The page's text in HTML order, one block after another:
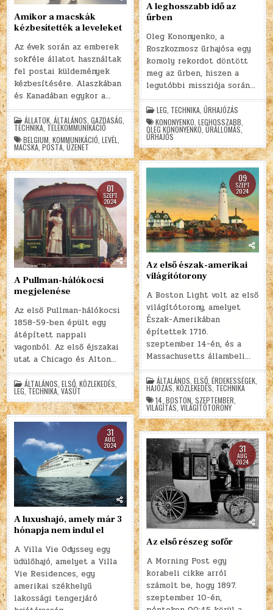
Amikor a macskák
kézbesítették a leveleket
Az évek során az emberek
sokféle állatot használtak
fel postai küldemények
kézbesítésére. Alaszkában
és Kanadában egykor a…
ÁLLATOK,ÁLTALÁNOS,GAZDASÁG,
TECHNIKA, TELEKOMMUNIKÁCIÓ
BELGIUM,KOMMUNIKÁCIÓ,LEVÉL,
MACSKA,POSTA,ÜZENET
A leghosszabb idő az
űrben
Oleg Kononyenko, a
Roszkozmosz űrhajósa egy
komoly rekordot döntött
meg az űrben, hiszen a
legutóbbi missziója során…
LEG, TECHNIKA,ŰRHAJÓZÁS
KONONYENKO,LEGHOSSZABB,
OLEG KONONYENKO,ŰRÁLLOMÁS,
ŰRHAJÓS
09
SZEPT
2024
Az első észak-amerikai
világítótorony
A Boston Light volt az első
világítótorony, amelyet
Észak-Amerikában
építettek 1716.
szeptember 14-én, és a
Massachusetts állambeli…
ÁLTALÁNOS ,ELSŐ ,ÉRDEKESSÉGEK
HAJÓZÁS ,KÖZLEKEDÉS TECHNIKA
14 ,BOSTON ,SZEPTEMBER
VILÁGÍTÁS ,VILÁGÍTÓTORONY
01
SZEPT
2024
A Pullman-hálókocsi
megjelenése
Az első Pullman-hálókocsi
1858-59-ben épült egy
átépített nappali
vagonból. Az első éjszakai
utat a Chicago és Alton…
ÁLTALÁNOS ,ELSŐ ,KÖZLEKEDÉS
LEG TECHNIKA,VASÚT
31
AUG
2024
A luxushajó, amely már 3
hónapja nem indul el
A Villa Vie Odyssey egy
üdülőhajó, amelyet a Villa
Vie Residences, egy
amerikai székhelyű
lakossági tengerjáró
31
AUG
2024
Az első részeg sofőr
A Morning Post egy
korabeli cikke arról
számolt be, hogy 1897.
szeptember 10-én,